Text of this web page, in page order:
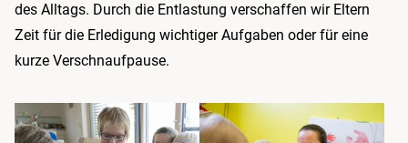
des Alltags. Durch die Entlastung verschaffen wir Eltern
Zeit für die Erledigung wichtiger Aufgaben oder für eine
kurze Verschnaufpause.